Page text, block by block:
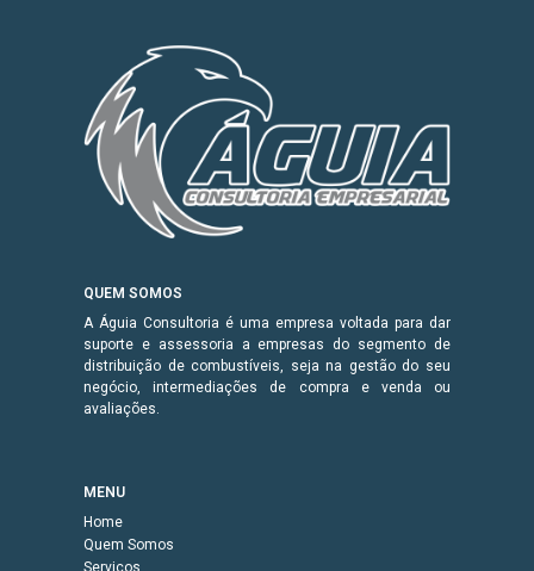
QUEM SOMOS
A Águia Consultoria é uma empresa voltada para dar
suporte e assessoria a empresas do segmento de
distribuição de combustíveis, seja na gestão do seu
negócio, intermediações de compra e venda ou
avaliações.
MENU
Home
Quem Somos
Serviços